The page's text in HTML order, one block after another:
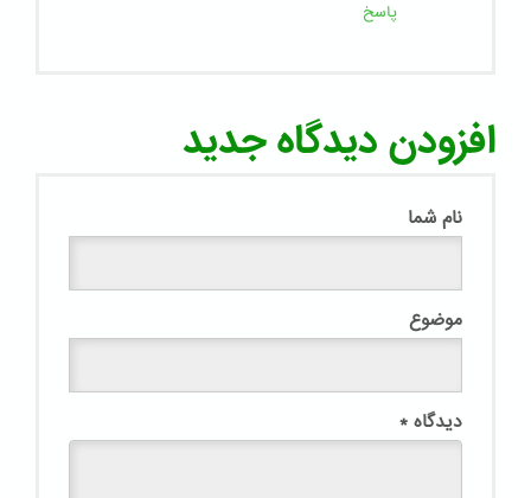
پاسخ
افزودن دیدگاه جدید
نام شما
موضوع
دیدگاه *